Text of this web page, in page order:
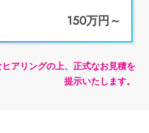
150万円～
アリングの上、正式なお見積を
提示いたします。